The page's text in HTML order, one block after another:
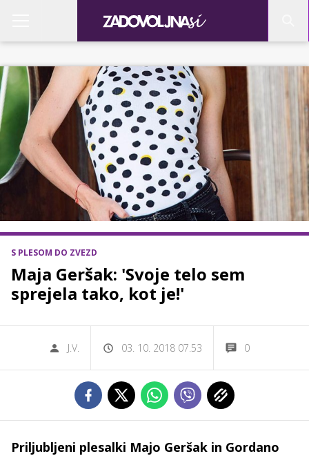
S PLESOM DO ZVEZD
Maja Geršak: 'Svoje telo sem
sprejela tako, kot je!'
J.V. 03. 10. 2018 07.53 0
Priljubljeni plesalki Majo Geršak in Gordano